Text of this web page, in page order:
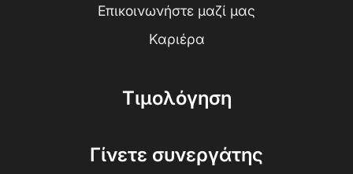
Επικοινωνήστε μαζί μας
Καριέρα
Τιμολόγηση
Γίνετε συνεργάτης